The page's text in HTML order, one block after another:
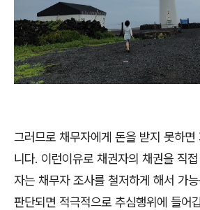
그러므로 채무자에게 돈을 받지 못하면
니다. 이런이유로 채권자의 채권을 직
자는 채무자 조사를 철저하게 해서 가
판단되면 적극적으로 추심행위에 들어